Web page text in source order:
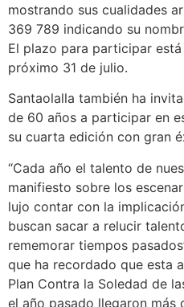
mostrando sus cualidades
369 789 indicando su
El plazo para participar
próximo 31 de julio.
Santaolalla también ha
de 60 años a participar en
su cuarta edición con gran
“Cada año el talento de
manifiesto sobre los
lujo contar con la
buscan sacar a relucir
rememorar tiempos
que ha recordado que esta
Plan Contra la Soledad de
el año pasado llegaron más